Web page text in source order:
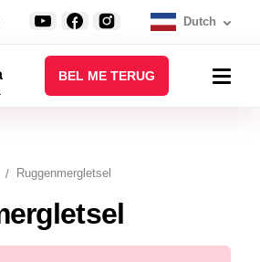
Dutch
BEL ME TERUG
Ruggenmergletsel